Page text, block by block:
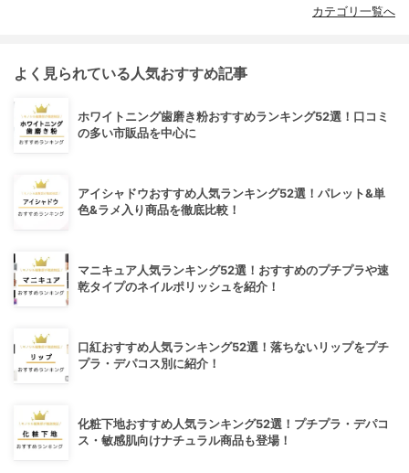
カテゴリ一覧へ
よく見られている人気おすすめ記事
ホワイトニング歯磨き粉おすすめランキング52選！口コミ
の多い市販品を中心に
アイシャドウおすすめ人気ランキング52選！パレット&単
色&ラメ入り商品を徹底比較！
マニキュア人気ランキング52選！おすすめのプチプラや速
乾タイプのネイルポリッシュを紹介！
口紅おすすめ人気ランキング52選！落ちないリップをプチ
プラ・デパコス別に紹介！
化粧下地おすすめ人気ランキング52選！プチプラ・デパコ
ス・敏感肌向けナチュラル商品も登場！